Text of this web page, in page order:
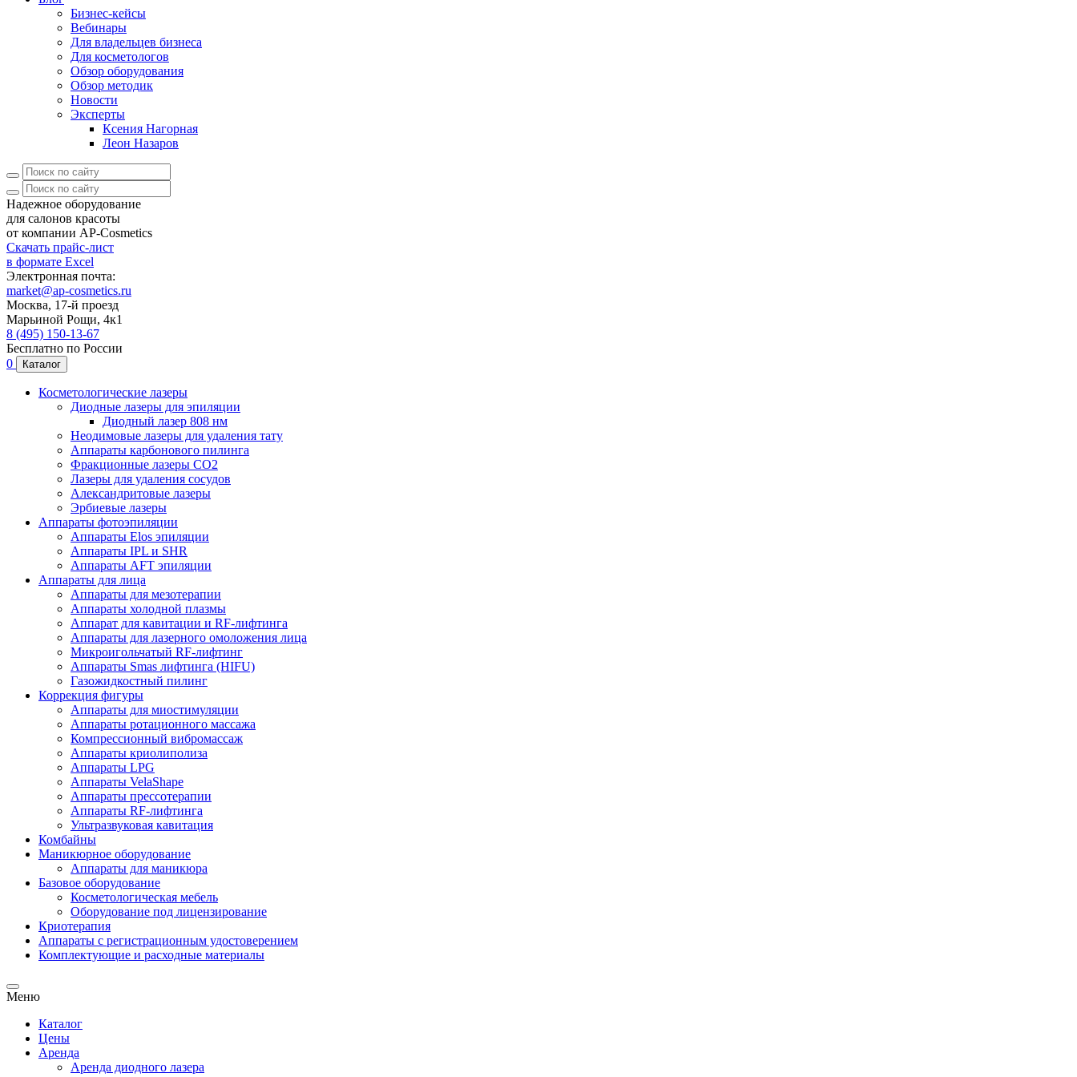
Бизнес-кейсы
Вебинары
Для владельцев бизнеса
Для косметологов
Обзор оборудования
Обзор методик
Новости
Эксперты
Ксения Нагорная
Леон Назаров
Надежное оборудование
для салонов красоты
от компании AP-Cosmetics
Скачать прайс-лист
в формате Excel
Электронная почта:
market@ap-cosmetics.ru
Москва, 17-й проезд
Марьиной Рощи, 4к1
8 (495) 150-13-67
Бесплатно по России
0
Каталог
Косметологические лазеры
Диодные лазеры для эпиляции
Диодный лазер 808 нм
Неодимовые лазеры для удаления тату
Аппараты карбонового пилинга
Фракционные лазеры CO2
Лазеры для удаления сосудов
Александритовые лазеры
Эрбиевые лазеры
Аппараты фотоэпиляции
Аппараты Elos эпиляции
Аппараты IPL и SHR
Аппараты AFT эпиляции
Аппараты для лица
Аппараты для мезотерапии
Аппараты холодной плазмы
Аппарат для кавитации и RF-лифтинга
Аппараты для лазерного омоложения лица
Микроигольчатый RF-лифтинг
Аппараты Smas лифтинга (HIFU)
Газожидкостный пилинг
Коррекция фигуры
Аппараты для миостимуляции
Аппараты ротационного массажа
Компрессионный вибромассаж
Аппараты криолиполиза
Аппараты LPG
Аппараты VelaShape
Аппараты прессотерапии
Аппараты RF-лифтинга
Ультразвуковая кавитация
Комбайны
Маникюрное оборудование
Аппараты для маникюра
Базовое оборудование
Косметологическая мебель
Оборудование под лицензирование
Криотерапия
Аппараты c регистрационным удостоверением
Комплектующие и расходные материалы
Меню
Каталог
Цены
Аренда
Аренда диодного лазера